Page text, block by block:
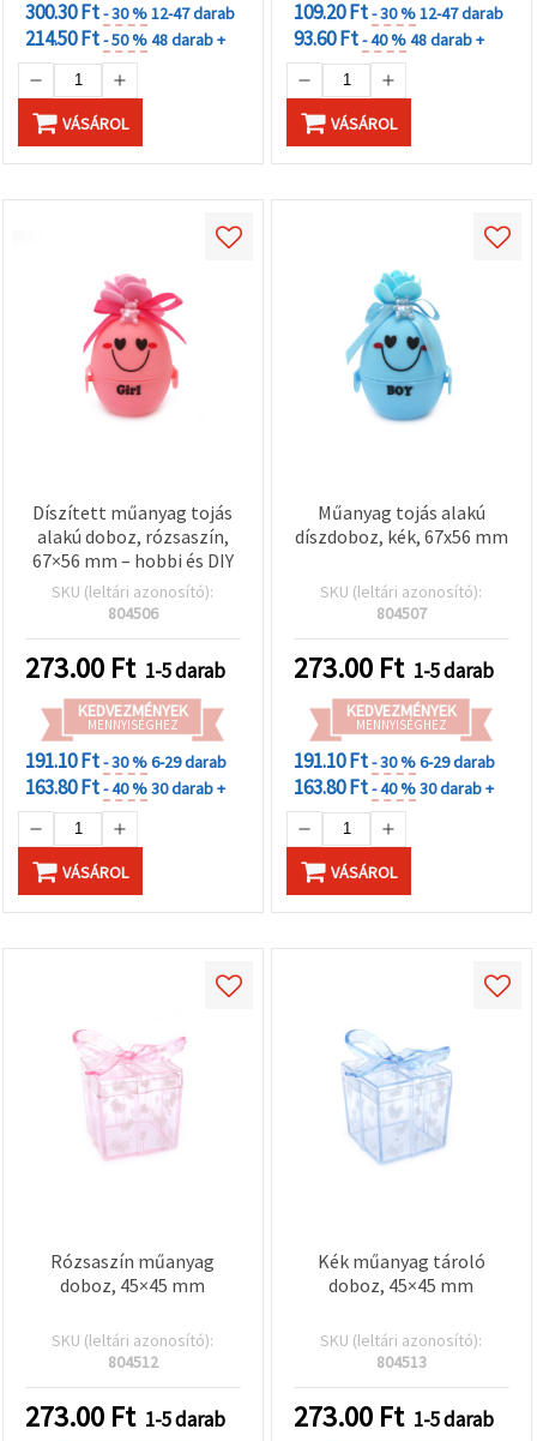
300.30 Ft- 30 %12-47 darab
214.50 Ft- 50 %48 darab +
VÁSÁROL
109.20 Ft- 30 %12-47 darab
93.60 Ft- 40 %48 darab +
VÁSÁROL
Díszített műanyag tojás
alakú doboz, rózsaszín,
67×56 mm – hobbi és DIY
SKU (leltári azonosító):
804506
273.00 Ft 1-5 darab
KEDVEZMÉNYEK
MENNYISÉGHEZ
191.10 Ft- 30 %6-29 darab
163.80 Ft- 40 %30 darab +
VÁSÁROL
Műanyag tojás alakú
díszdoboz, kék, 67x56 mm
SKU (leltári azonosító):
804507
273.00 Ft 1-5 darab
KEDVEZMÉNYEK
MENNYISÉGHEZ
191.10 Ft- 30 %6-29 darab
163.80 Ft- 40 %30 darab +
VÁSÁROL
Rózsaszín műanyag
doboz, 45×45 mm
SKU (leltári azonosító):
804512
273.00 Ft 1-5 darab
Kék műanyag tároló
doboz, 45×45 mm
SKU (leltári azonosító):
804513
273.00 Ft 1-5 darab